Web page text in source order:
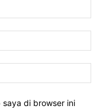
saya di browser ini